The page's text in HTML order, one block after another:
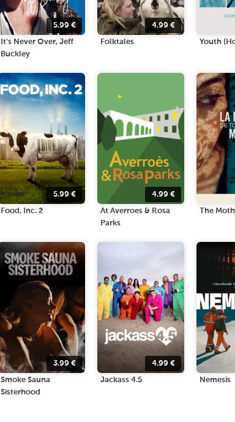
5.99€
It's Never Over, Jeff
Buckley
4.99 €
Folktales Youth
5.99€
Food, Inc. 2
4.99 €
At Averroes & Rosa
Parks
The
3.99€
Smoke Sauna
Sisterhood
4.99 €
Jackass 4.5 Nemesis